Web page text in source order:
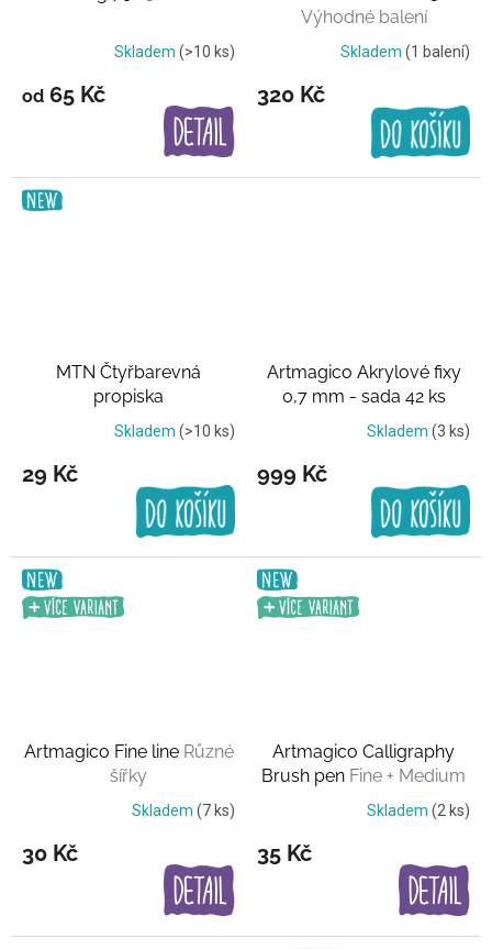
Skladem (>10 ks)
od 65 Kč
Výhodné balení
Skladem (1 balení)
320 Kč
MTN Čtyřbarevná
propiska
Skladem (>10 ks)
29 Kč
Artmagico Akrylové fixy
0,7 mm - sada 42 ks
Výhodné balení
Skladem (3 ks)
999 Kč
Artmagico Fine line Různé
šířky
Skladem (7 ks)
30 Kč
Artmagico Calligraphy
Brush pen Fine + Medium
Skladem (2 ks)
35 Kč